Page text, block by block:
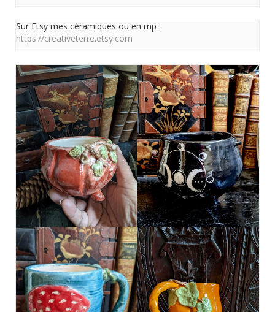
Sur Etsy mes céramiques ou en mp :
https://creativeterre.etsy.com